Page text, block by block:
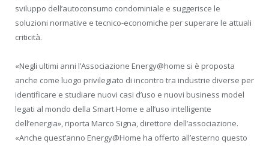
sviluppo dell’autoconsumo condominiale e suggerisce le
soluzioni normative e tecnico-economiche per superare le attuali
criticità.
«Negli ultimi anni l’Associazione Energy@home si è proposta
anche come luogo privilegiato di incontro tra industrie diverse per
identificare e studiare nuovi casi d’uso e nuovi business model
legati al mondo della Smart Home e all’uso intelligente
dell’energia», riporta Marco Signa, direttore dell’associazione.
«Anche quest’anno Energy@Home ha offerto all’esterno questo